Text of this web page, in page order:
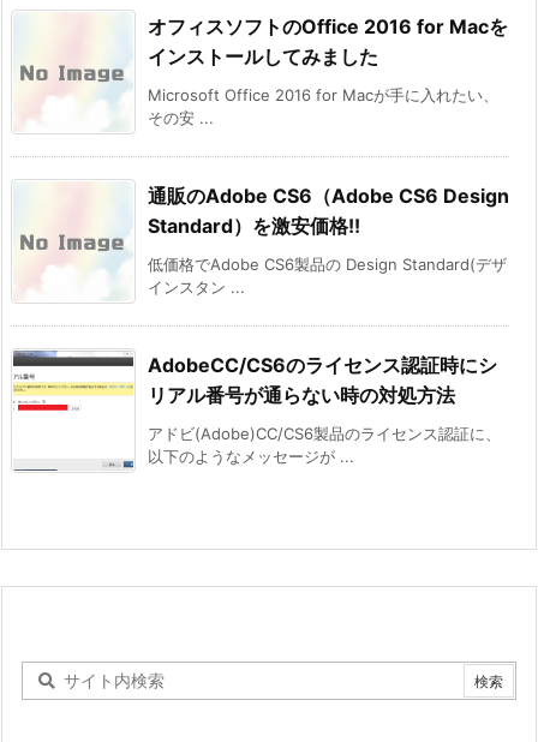
オフィスソフトのOffice 2016 for Macを
インストールしてみました
Microsoft Office 2016 for Macが手に入れたい、
その安 ...
通販のAdobe CS6（Adobe CS6 Design
Standard）を激安価格!!
低価格でAdobe CS6製品の Design Standard(デザ
インスタン ...
AdobeCC/CS6のライセンス認証時にシ
リアル番号が通らない時の対処方法
アドビ(Adobe)CC/CS6製品のライセンス認証に、
以下のようなメッセージが ...